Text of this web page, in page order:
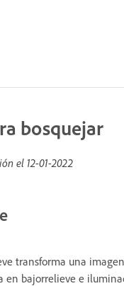
bosquejar
el 12-01-2022
transforma una
en bajorrelieve e